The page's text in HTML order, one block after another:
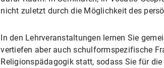
nicht zuletzt durch die Möglichkeit des
In den Lehrveranstaltungen lernen Sie
vertiefen aber auch schulformspezifische
Religionspädagogik statt, sodass Sie für